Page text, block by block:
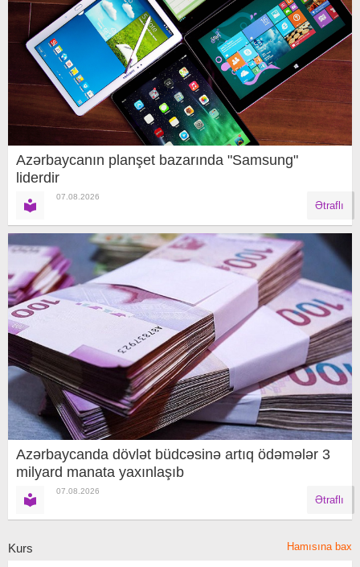
Azərbaycanın planşet bazarında "Samsung"
liderdir
07.08.2026
Ətraflı
Azərbaycanda dövlət büdcəsinə artıq ödəmələr 3
milyard manata yaxınlaşıb
07.08.2026
Ətraflı
Kurs Hamısına bax